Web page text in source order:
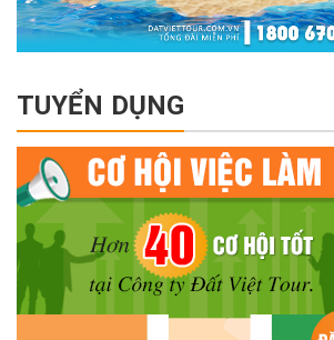
TUYỂN DỤNG